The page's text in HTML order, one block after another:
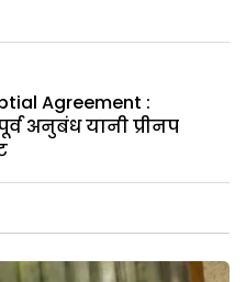
Agreement :
अनुबंध यानी प्रीनप